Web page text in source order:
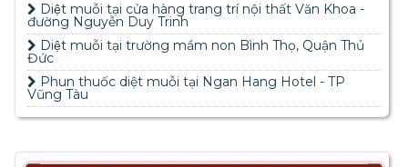
Diệt muỗi tại cửa hàng trang trí nội thất Văn Khoa -
đường Nguyễn Duy Trinh
Diệt muỗi tại trường mầm non Bình Thọ, Quận Thủ
Đức
Phun thuốc diệt muỗi tại Ngan Hang Hotel - TP
Vũng Tàu